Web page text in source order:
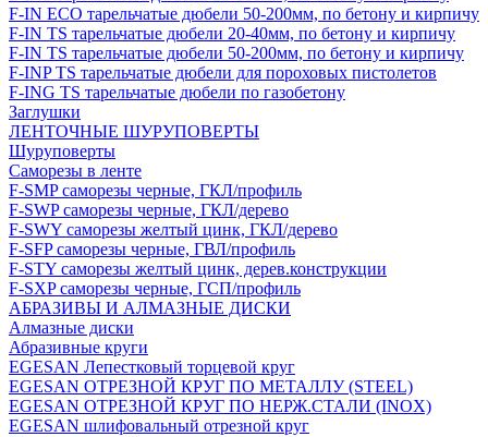
F-IN ECO тарельчатые дюбели 50-200мм, по бетону и кирпичу
F-IN TS тарельчатые дюбели 20-40мм, по бетону и кирпичу
F-IN TS тарельчатые дюбели 50-200мм, по бетону и кирпичу
F-INP TS тарельчатые дюбели для пороховых пистолетов
F-ING TS тарельчатые дюбели по газобетону
Заглушки
ЛЕНТОЧНЫЕ ШУРУПОВЕРТЫ
Шуруповерты
Саморезы в ленте
F-SMP саморезы черные, ГКЛ/профиль
F-SWP саморезы черные, ГКЛ/дерево
F-SWY саморезы желтый цинк, ГКЛ/дерево
F-SFP саморезы черные, ГВЛ/профиль
F-STY саморезы желтый цинк, дерев.конструкции
F-SXP саморезы черные, ГСП/профиль
АБРАЗИВЫ И АЛМАЗНЫЕ ДИСКИ
Алмазные диски
Абразивные круги
EGESAN Лепестковый торцевой круг
EGESAN ОТРЕЗНОЙ КРУГ ПО МЕТАЛЛУ (STEEL)
EGESAN ОТРЕЗНОЙ КРУГ ПО НЕРЖ.СТАЛИ (INOX)
EGESAN шлифовальный отрезной круг